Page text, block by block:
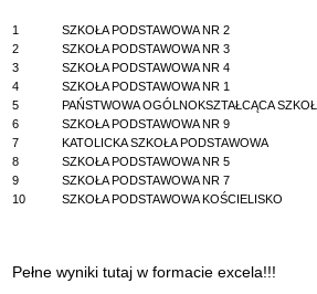
1
SZKOŁA PODSTAWOWA NR 2
2
SZKOŁA PODSTAWOWA NR 3
3
SZKOŁA PODSTAWOWA NR 4
4
SZKOŁA PODSTAWOWA NR 1
5
PAŃSTWOWA OGÓLNOKSZTAŁCĄCA
6
SZKOŁA PODSTAWOWA NR 9
7
KATOLICKA SZKOŁA PODSTAWOWA
8
SZKOŁA PODSTAWOWA NR 5
9
SZKOŁA PODSTAWOWA NR 7
10
SZKOŁA PODSTAWOWA KOŚCIELISKO
Pełne wyniki tutaj w formacie excela!!!